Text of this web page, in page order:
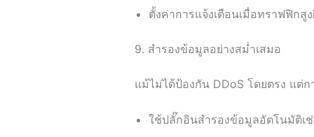
ตั้งค่าการแจ้งเตือนเมื่อทราฟฟิกสู
9. สำรองข้อมูลอย่างสม่ำเสมอ
แม้ไม่ได้ป้องกัน DDoS โดยตรง แต่
ใช้ปลั๊กอินสำรองข้อมูลอัตโนมัติเ